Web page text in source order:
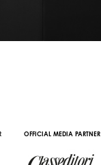
OFFICIAL MEDIA PARTNER